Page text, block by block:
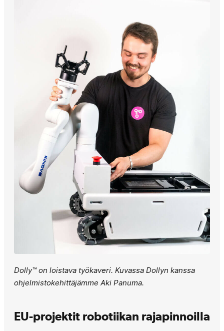
Dolly™ on loistava työkaveri. Kuvassa Dollyn kanssa
ohjelmistokehittäjämme Aki Panuma.
EU-projektit robotiikan rajapinnoilla